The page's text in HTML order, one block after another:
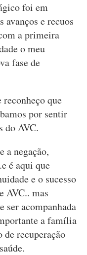
foi em
avanços e recuos
a primeira
o meu
fase de
reconheço que
por sentir
do AVC.
a negação,
é aqui que
e o sucesso
AVC.. mas
ser acompanhada
a família
recuperação